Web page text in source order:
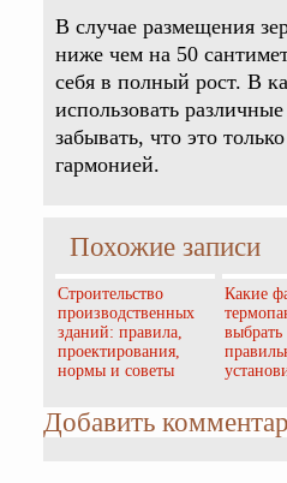
В случае размещения
ниже чем на 50
себя в полный рост. В
использовать
забывать, что это
гармонией.
Похожие записи
Строительство
производственных
зданий: правила,
проектирования,
нормы и советы
Какие
выбрать
Добавить